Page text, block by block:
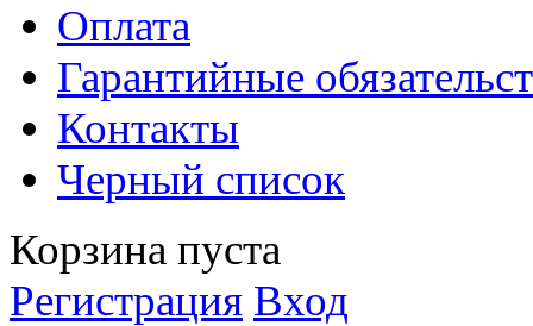
Оплата
Гарантийные
Контакты
Черный список
Корзина пуста
Регистрация Вход